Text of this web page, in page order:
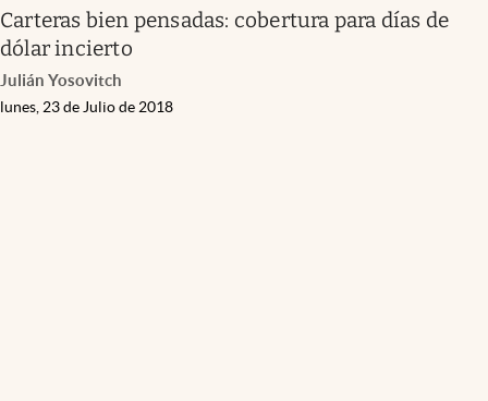
Carteras bien pensadas: cobertura para días de
dólar incierto
Julián Yosovitch
lunes, 23 de Julio de 2018